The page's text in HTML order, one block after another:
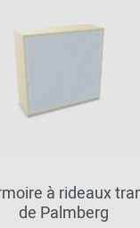
à rideaux
de Palmberg